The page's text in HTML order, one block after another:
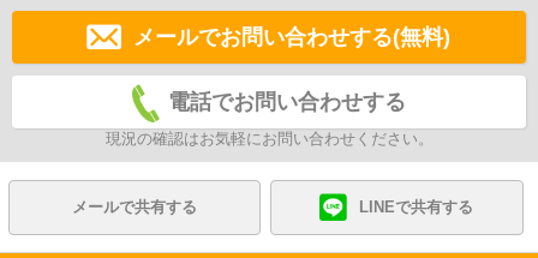
メールでお問い合わせする(無料)
電話でお問い合わせする
現況の確認はお気軽にお問い合わせください。
メールで共有する LINEで共有する